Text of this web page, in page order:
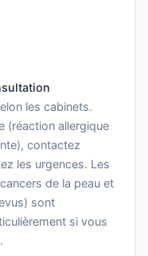
les cabinets.
(réaction allergique
contactez
les urgences. Les
de la peau et
sont
si vous